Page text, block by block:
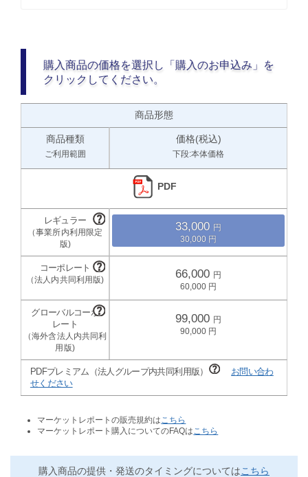
購入商品の価格を選択し「購入のお申込み」を
クリックしてください。
商品形態
商品種類
ご利用範囲
価格(税込)
下段:本体価格
PDF
33,000
30,000
66,000
60,000
99,000
90,000
PDFプレミアム（法人グループ内共同利用版）
お問い合わ
せください
マーケットレポートの販売規約は こちら
マーケットレポート購入についてのFAQは こちら
購入商品の提供・発送のタイミングについてはこちら